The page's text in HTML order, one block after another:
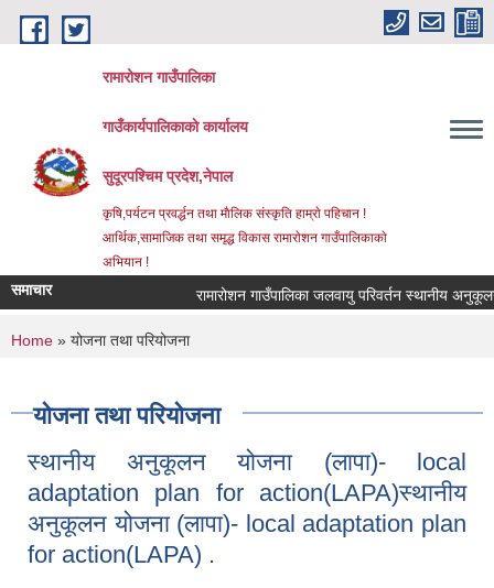
Skip to main content
रामारोशन गाउँपालिका
गाउँकार्यपालिकाकाे कार्यालय
सुदूरपश्चिम प्रदेश,नेपाल
कृषि,पर्यटन प्रवर्द्धन तथा माैलिक संस्कृति हाम्राे पहिचान !
आर्थिक,सामाजिक तथा समृद्ध विकास रामाराेशन गाउँपालिकाकाे
अभियान !
समाचार रामारोशन गाउँपालिका जलवायु परिवर्तन स्थानीय
You are here
Home » योजना तथा परियोजना
योजना तथा परियोजना
स्थानीय अनुकूलन योजना (लापा)- local
adaptation plan for action(LAPA)स्थानीय
अनुकूलन योजना (लापा)- local adaptation plan
for action(LAPA) .